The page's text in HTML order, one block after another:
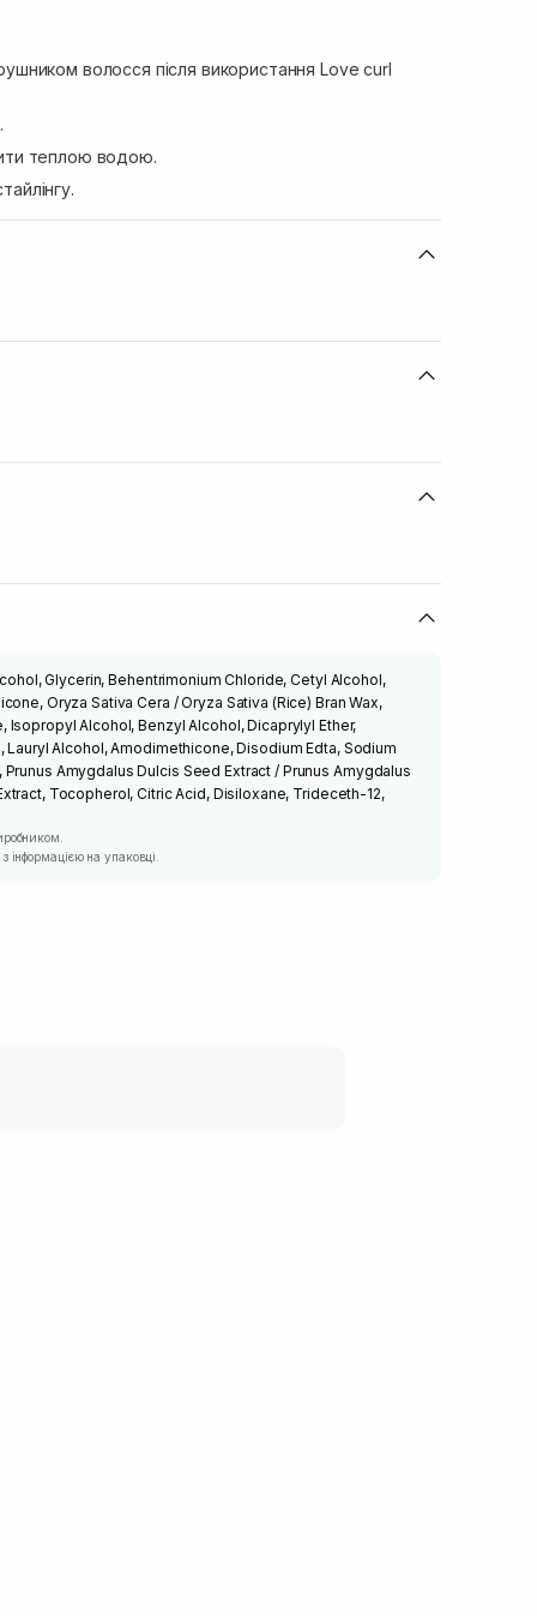
волосся після використання Love curl
теплою водою.
Glycerin, Behentrimonium Chloride, Cetyl Alcohol,
Oryza Sativa Cera / Oryza Sativa (Rice) Bran Wax,
Alcohol, Benzyl Alcohol, Dicaprylyl Ether,
Lauryl Alcohol, Amodimethicone, Disodium Edta, Sodium
Amygdalus Dulcis Seed Extract / Prunus Amygdalus
Tocopherol, Citric Acid, Disiloxane, Trideceth-12,
інформацією на упаковці.